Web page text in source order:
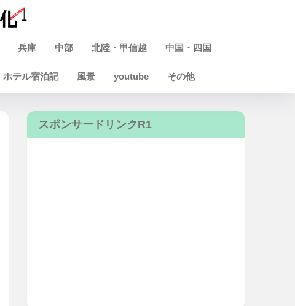
兵庫 中部 北陸・甲信越 中国・四国
ホテル宿泊記 風景 youtube その他
スポンサードリンクR1